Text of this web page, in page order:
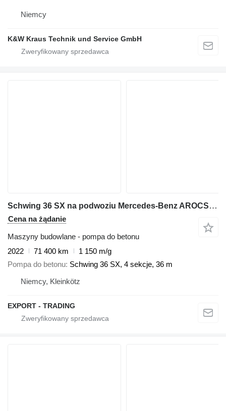
Niemcy
K&W Kraus Technik und Service GmbH
Schwing 36 SX na podwoziu Mercedes-Benz AROCS 2836
Cena na żądanie
Maszyny budowlane - pompa do betonu
2022
71 400 km
1 150 m/g
Pompa do betonu Schwing 36 SX, 4 sekcje, 36 m
Niemcy, Kleinkötz
EXPORT - TRADING